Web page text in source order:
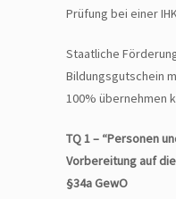
Prüfung bei einer
Staatliche
Bildungsgutschein
100% übernehmen
TQ 1 – “Personen
Vorbereitung auf
§34a GewO